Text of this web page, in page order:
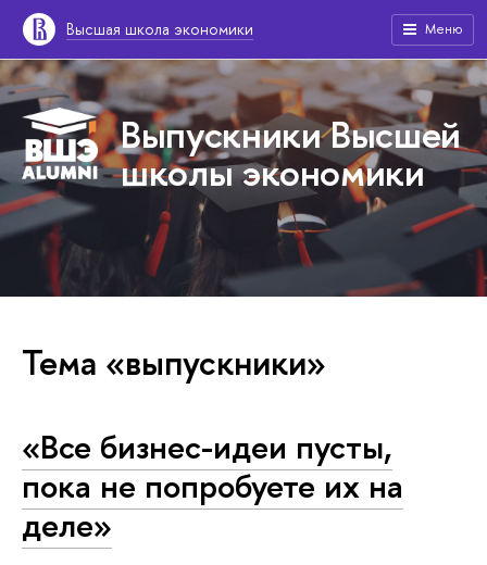
Высшая школа экономики Меню
Выпускники Высшей
школы экономики
Тема «выпускники»
«Все бизнес-идеи пусты,
пока не попробуете их на
деле»